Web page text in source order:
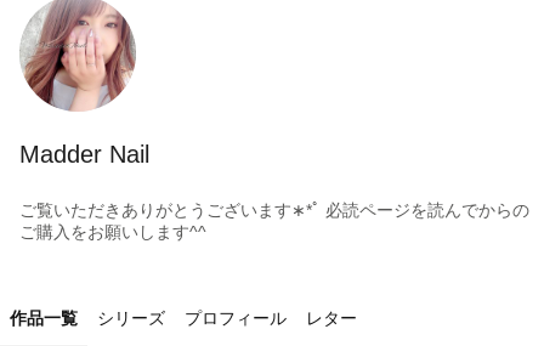
Madder Nail
ご覧いただきありがとうございます∗*ﾟ 必読ページを読んでからの
ご購入をお願いします^^
作品一覧 シリーズ プロフィール レター